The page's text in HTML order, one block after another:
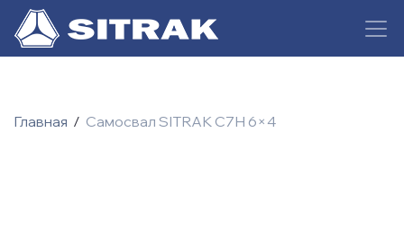
Главная / Самосвал SITRAK C7H 6×4